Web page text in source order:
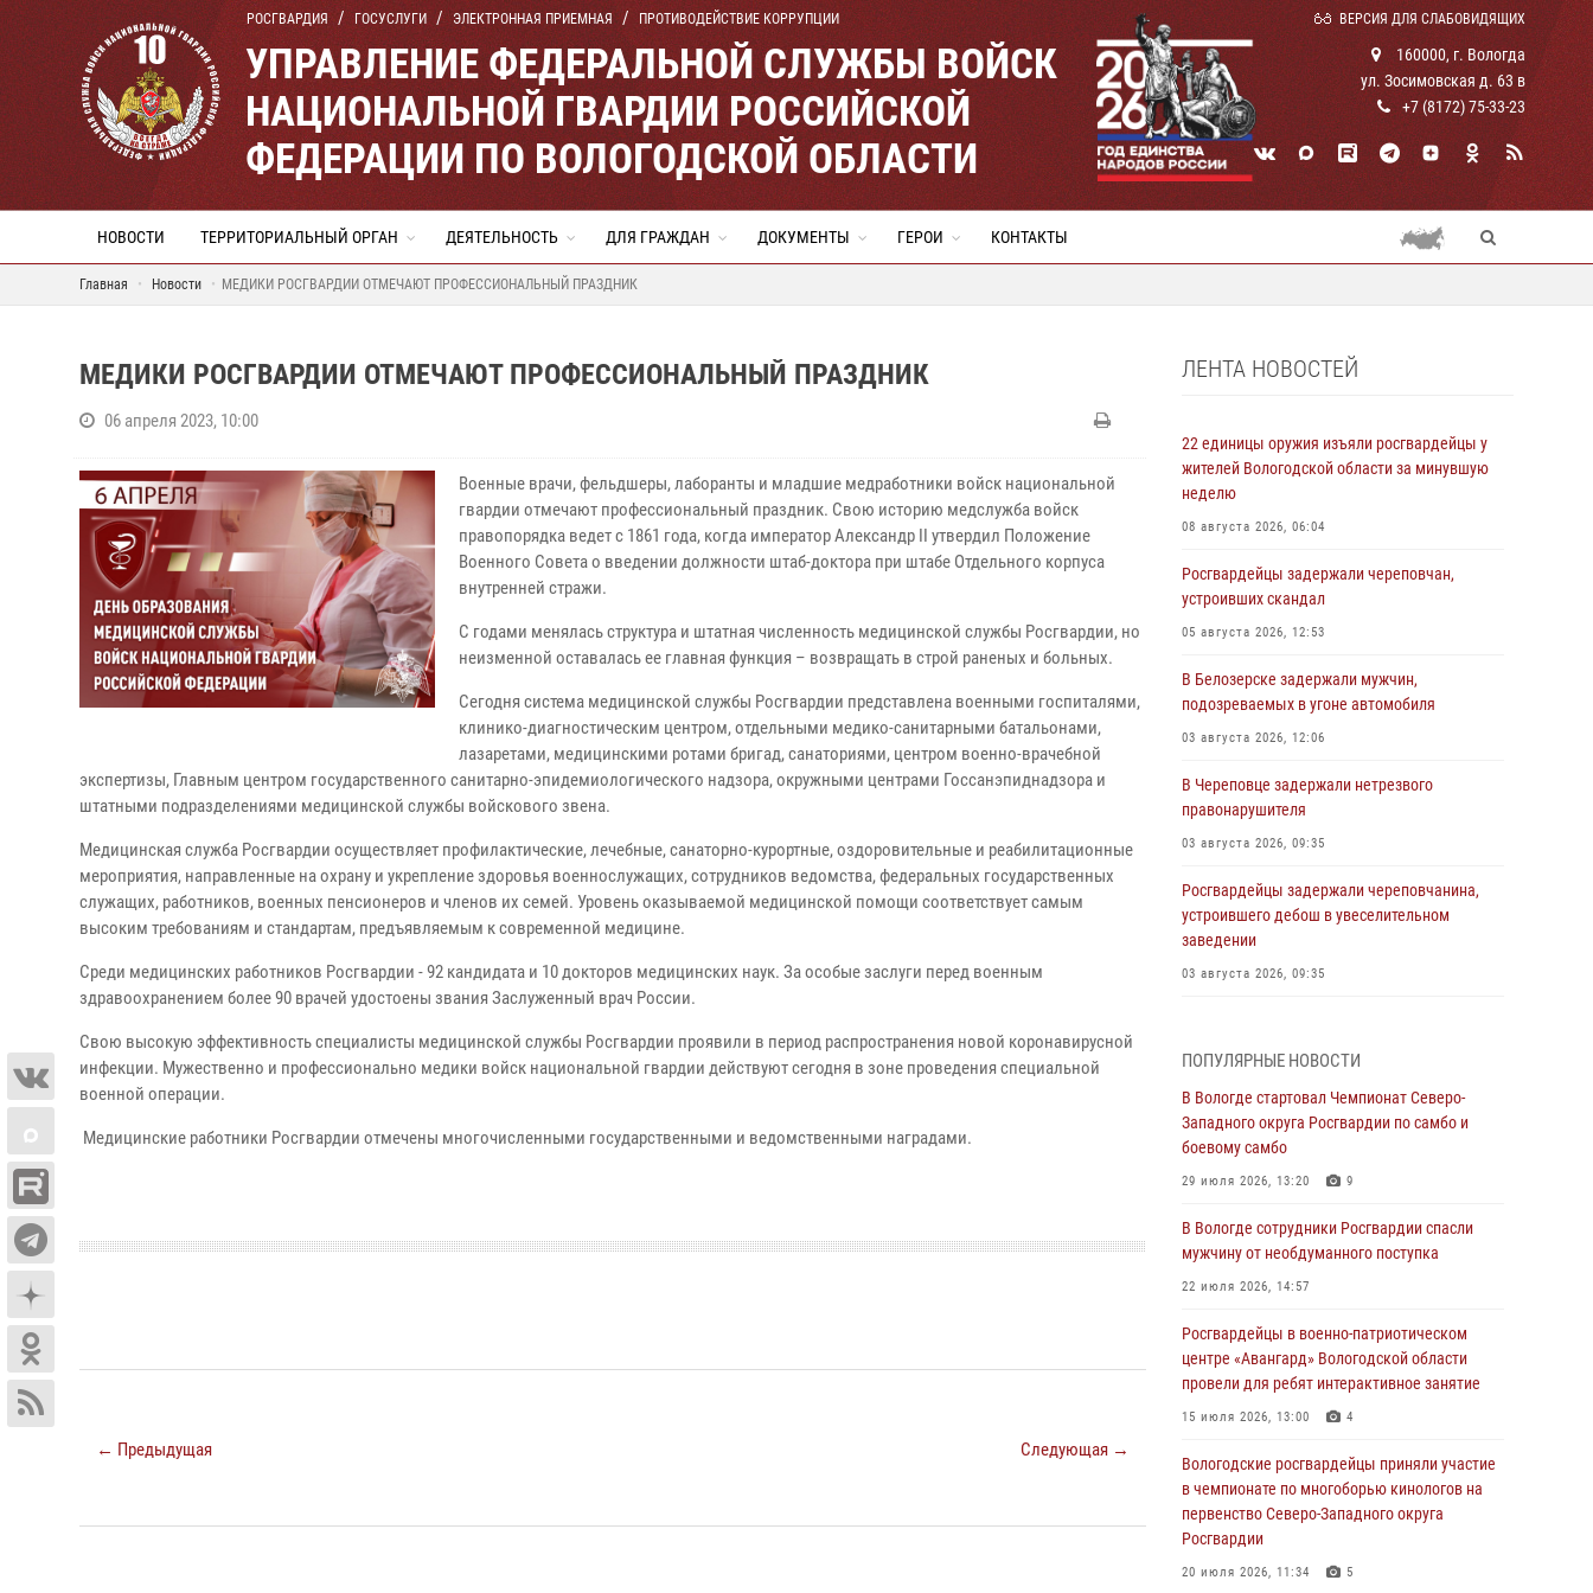
РОСГВАРДИЯ ГОСУСЛУГИ ЭЛЕКТРОННАЯ ПРИЕМНАЯ ПРОТИВОДЕЙСТВИЕ КОРРУПЦИИ ВЕРСИЯ ДЛЯ СЛАБОВИДЯЩИХ
УПРАВЛЕНИЕ ФЕДЕРАЛЬНОЙ СЛУЖБЫ ВОЙСК
НАЦИОНАЛЬНОЙ ГВАРДИИ РОССИЙСКОЙ
ФЕДЕРАЦИИ ПО ВОЛОГОДСКОЙ ОБЛАСТИ
160000, г. Вологда
ул. Зосимовская д. 63 в
+7 (8172) 75-33-23
НОВОСТИ ТЕРРИТОРИАЛЬНЫЙ ОРГАН ДЕЯТЕЛЬНОСТЬ ДЛЯ ГРАЖДАН ДОКУМЕНТЫ ГЕРОИ КОНТАКТЫ
Главная Новости МЕДИКИ РОСГВАРДИИ ОТМЕЧАЮТ ПРОФЕССИОНАЛЬНЫЙ ПРАЗДНИК
МЕДИКИ РОСГВАРДИИ ОТМЕЧАЮТ ПРОФЕССИОНАЛЬНЫЙ ПРАЗДНИК
06 апреля 2023, 10:00
Военные врачи, фельдшеры, лаборанты и младшие медработники войск национальной
гвардии отмечают профессиональный праздник. Свою историю медслужба войск
правопорядка ведет с 1861 года, когда император Александр II утвердил Положение
Военного Совета о введении должности штаб-доктора при штабе Отдельного корпуса
внутренней стражи.
С годами менялась структура и штатная численность медицинской службы Росгвардии, но
неизменной оставалась ее главная функция – возвращать в строй раненых и больных.
Сегодня система медицинской службы Росгвардии представлена военными госпиталями,
клинико-диагностическим центром, отдельными медико-санитарными батальонами,
лазаретами, медицинскими ротами бригад, санаториями, центром военно-врачебной
экспертизы, Главным центром государственного санитарно-эпидемиологического надзора, окружными центрами Госсанэпиднадзора и
штатными подразделениями медицинской службы войскового звена.
Медицинская служба Росгвардии осуществляет профилактические, лечебные, санаторно-курортные, оздоровительные и реабилитационные
мероприятия, направленные на охрану и укрепление здоровья военнослужащих, сотрудников ведомства, федеральных государственных
служащих, работников, военных пенсионеров и членов их семей. Уровень оказываемой медицинской помощи соответствует самым
высоким требованиям и стандартам, предъявляемым к современной медицине.
Среди медицинских работников Росгвардии - 92 кандидата и 10 докторов медицинских наук. За особые заслуги перед военным
здравоохранением более 90 врачей удостоены звания Заслуженный врач России.
Свою высокую эффективность специалисты медицинской службы Росгвардии проявили в период распространения новой коронавирусной
инфекции. Мужественно и профессионально медики войск национальной гвардии действуют сегодня в зоне проведения специальной
военной операции.
Медицинские работники Росгвардии отмечены многочисленными государственными и ведомственными наградами.
← Предыдущая Следующая →
ЛЕНТА НОВОСТЕЙ
22 единицы оружия изъяли росгвардейцы у
жителей Вологодской области за минувшую
неделю
08 августа 2026, 06:04
Росгвардейцы задержали череповчан,
устроивших скандал
05 августа 2026, 12:53
В Белозерске задержали мужчин,
подозреваемых в угоне автомобиля
03 августа 2026, 12:06
В Череповце задержали нетрезвого
правонарушителя
03 августа 2026, 09:35
Росгвардейцы задержали череповчанина,
устроившего дебош в увеселительном
заведении
03 августа 2026, 09:35
магазина
03 августа 2026, 09:34
В Вологде определились победители и
призеры Чемпионатов Северо-Западного
самбо
03 августа 2026, 08:54 8 1
ВНЕВЕДОМСТВЕННОЙ ОХРАНЫ РОСГВАРДИИ
В ВОЛОГОДСКОЙ ОБЛАСТИ ЗАДЕРЖАНО 23
ПРАВОНАРУШИТЕЛЯ
02 августа 2026, 10:37
Росгвардейцы в г. Соколе задержали
несовершеннолетнего нарушителя
на питбайке
31 июля 2026, 06:43
ПОПУЛЯРНЫЕ НОВОСТИ
В Вологде стартовал Чемпионат Северо-
Западного округа Росгвардии по самбо и
боевому самбо
29 июля 2026, 13:20 9
В Вологде сотрудники Росгвардии спасли
мужчину от необдуманного поступка
22 июля 2026, 14:57
Росгвардейцы в военно-патриотическом
центре «Авангард» Вологодской области
провели для ребят интерактивное занятие
15 июля 2026, 13:00 4
Вологодские росгвардейцы приняли участие
в чемпионате по многоборью кинологов на
первенство Северо-Западного округа
Росгвардии
20 июля 2026, 11:34 5